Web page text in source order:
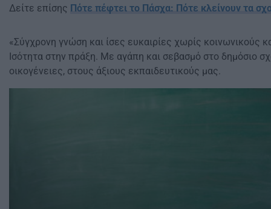
Δείτε επίσης Πότε πέφτει το Πάσχα: Πότε κλείνουν τα
«Σύγχρονη γνώση και ίσες ευκαιρίες χωρίς κοινωνικούς
Ισότητα στην πράξη. Με αγάπη και σεβασμό στο δημόσιο
οικογένειες, στους άξιους εκπαιδευτικούς μας.